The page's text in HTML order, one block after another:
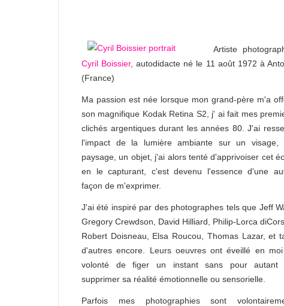
Artiste
Cyril Boissier, autodidacte né le 11 août 1972 à
(France)
Ma passion est née lorsque mon grand-père m'a
son magnifique Kodak Retina S2, j' ai fait mes
clichés argentiques durant les années 80. J'ai
l'impact de la lumière ambiante sur un visage,
paysage, un objet, j'ai alors tenté d'apprivoiser cet
en le capturant, c'est devenu l'essence d'une
façon de m'exprimer.
J'ai été inspiré par des photographes tels que Jeff
Gregory Crewdson, David Hilliard, Philip-Lorca
Robert Doisneau, Elsa Roucou, Thomas Lazar, et
d'autres encore. Leurs oeuvres ont éveillé en
volonté de figer un instant sans pour autant
supprimer sa réalité émotionnelle ou sensorielle.
Parfois mes photographies sont